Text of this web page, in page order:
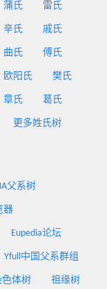
蒲氏 雷氏
辛氏 戚氏
曲氏 傅氏
欧阳氏 樊氏
章氏 葛氏
更多姓氏树
父系树
器
Eupedia论坛
Yfull中国父系群组
色体树 祖缘树